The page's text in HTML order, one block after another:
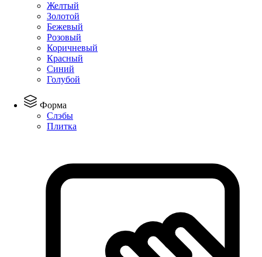
Желтый
Золотой
Бежевый
Розовый
Коричневый
Красный
Синий
Голубой
Форма
Слэбы
Плитка